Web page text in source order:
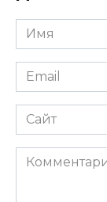
Имя
*
Email
*
Сайт
Комментарий